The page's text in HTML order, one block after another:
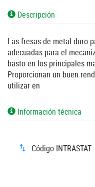
Descripción
Las fresas de metal duro
adecuadas para el
basto en los principales
Proporcionan un buen
utilizar en
Información técnica
Código